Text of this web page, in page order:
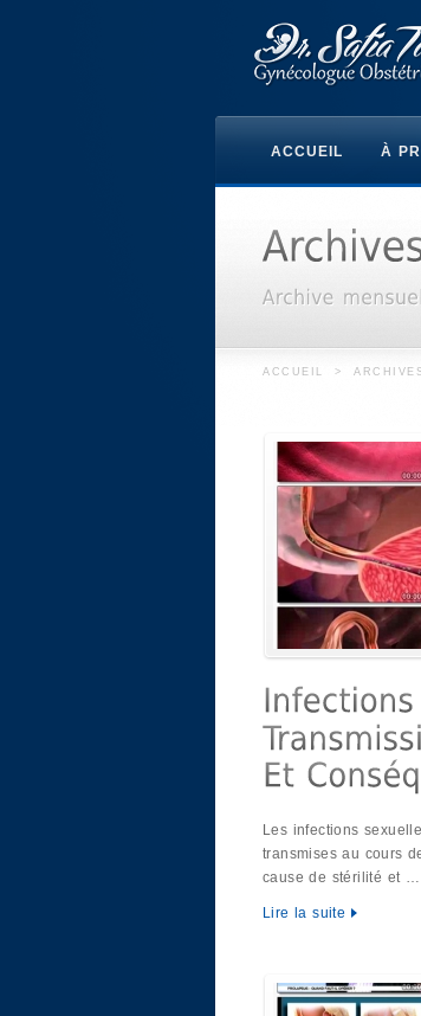
ACCUEIL À
ACCUEIL >
Les infections
transmises au cours
cause de stérilité et …
Lire la suite